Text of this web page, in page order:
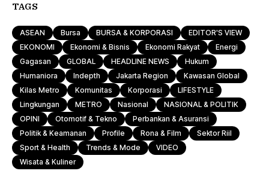
TAGS
ASEAN Bursa BURSA & KORPORASI
EDITOR'S VIEW
EKONOMI
Ekonomi & Bisnis Ekonomi Rakyat
Energi
Gagasan
GLOBAL HEADLINE NEWS
Hukum
Humaniora
Indepth Jakarta Region
Kawasan Global
Kilas Metro
Komunitas Korporasi
LIFESTYLE
Lingkungan
METRO Nasional
NASIONAL & POLITIK
OPINI
Otomotif & Tekno
Perbankan & Asuransi
Politik & Keamanan
Profile Rona & Film
Sektor Riil
Sport & Health
Trends & Mode
VIDEO
Wisata & Kuliner